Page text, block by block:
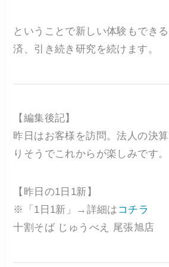
ということで新しい体験もでき
済、引き続き研究を続けます。
【編集後記】
昨日はお客様を訪問。法人の決
りそうでこれからが楽しみです。
【昨日の1日1新】
※「1日1新」→詳細は コチラ
十割そば じゅうべえ 尾張旭店